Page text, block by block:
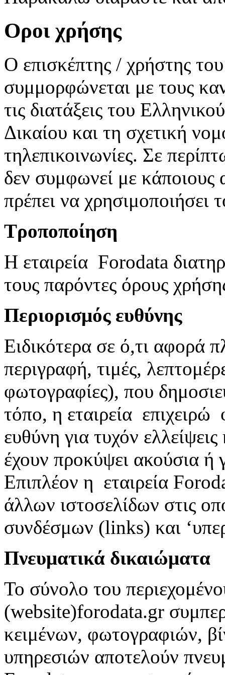
Οροι χρήσης
Ο επισκέπτης / χρήστης
συμμορφώνεται με τους
τις διατάξεις του
Δικαίου και τη σχετική
τηλεπικοινωνίες. Σε
δεν συμφωνεί με
πρέπει να
Τροποποίηση
Η εταιρεία Forodata
τους παρόντες όρους
Περιορισμός ευθύνης
Ειδικότερα σε ό,τι αφορά
περιγραφή, τιμές,
φωτογραφίες), που
τόπο, η εταιρεία επιχειρώ
ευθύνη για τυχόν
έχουν προκύψει ακούσια ή
Επιπλέον η εταιρεία
άλλων ιστοσελίδων στις
συνδέσμων (links) και
Πνευματικά δικαιώματα
Το σύνολο του
(website)forodata.gr
κειμένων, φωτογραφιών,
υπηρεσιών αποτελούν